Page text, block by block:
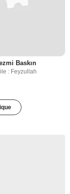
Baskın
: Feyzullah